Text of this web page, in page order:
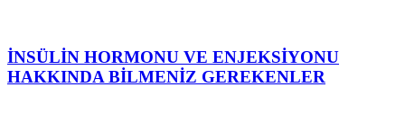
İNSÜLİN HORMONU VE ENJEKSİYONU
HAKKINDA BİLMENİZ GEREKENLER